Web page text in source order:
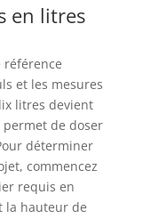
en litres
et les mesures
litres devient
de doser
déterminer
commencez
requis en
la hauteur de